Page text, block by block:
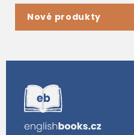
Nové produkty